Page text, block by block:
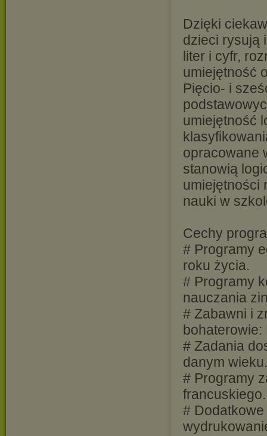
Dzięki
dzieci rysują
liter i cyfr,
umiejętność
Pięcio- i
umiejętność
opracowane
stanowią
umiejętności
nauki w
Cechy
# Programy
roku życia.
# Programy
nauczania
# Zabawni i
bohaterowie:
# Zadania
danym wieku.
# Programy
francuskiego.
#